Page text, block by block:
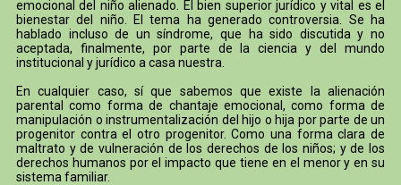
emocional del niño alienado. El bien superior jurídico y vital es el
bienestar del niño. El tema ha generado controversia. Se ha
hablado incluso de un síndrome, que ha sido discutida y no
aceptada, finalmente, por parte de la ciencia y del mundo
institucional y jurídico a casa nuestra.
En cualquier caso, sí que sabemos que existe la alienación
parental como forma de chantaje emocional, como forma de
manipulación o instrumentalización del hijo o hija por parte de un
progenitor contra el otro progenitor. Como una forma clara de
maltrato y de vulneración de los derechos de los niños; y de los
derechos humanos por el impacto que tiene en el menor y en su
sistema familiar.